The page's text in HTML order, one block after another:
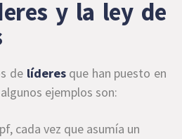
y la ley de
de líderesque han puesto en
ejemplos son:
cada vez que asumía un